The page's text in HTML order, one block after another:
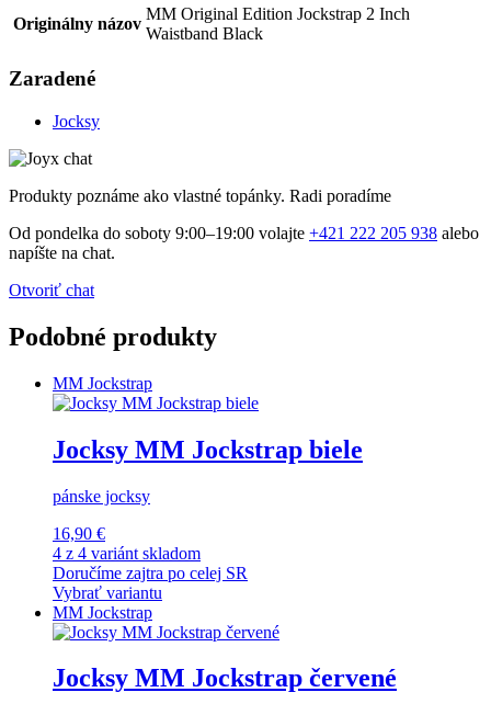
Originálny názov
MM Original Edition Jockstrap 2 Inch
Waistband Black
Zaradené
Jocksy
Produkty poznáme ako vlastné topánky. Radi poradíme
Od pondelka do soboty 9:00–19:00 volajte +421 222 205 938 alebo
napíšte na chat.
Otvoriť chat
Podobné produkty
MM Jockstrap
Jocksy MM Jockstrap biele
pánske jocksy
16,90 €
4 z 4 variánt skladom
Doručíme zajtra po celej SR
Vybrať variantu
MM Jockstrap
Jocksy MM Jockstrap červené